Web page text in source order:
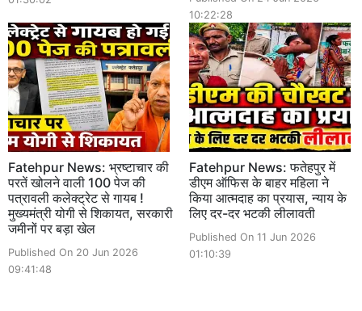
10:22:28
Fatehpur News: भ्रष्टाचार की
परतें खोलने वाली 100 पेज की
पत्रावली कलेक्ट्रेट से गायब !
मुख्यमंत्री योगी से शिकायत, सरकारी
जमीनों पर बड़ा खेल
Published On 20 Jun 2026
09:41:48
Fatehpur News: फतेहपुर में
डीएम ऑफिस के बाहर महिला ने
किया आत्मदाह का प्रयास, न्याय के
लिए दर-दर भटकी लीलावती
Published On 11 Jun 2026
01:10:39